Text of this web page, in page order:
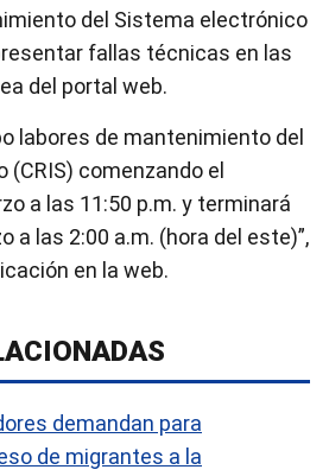
del Sistema electrónico
fallas técnicas en las
del portal web.
labores de mantenimiento del
comenzando el
a las 11:50 p.m. y terminará
a las 2:00 a.m. (hora del este)”,
en la web.
demandan para
de migrantes a la